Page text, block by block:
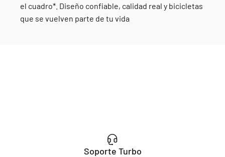
el cuadro*. Diseño confiable, calidad real y bicicletas
que se vuelven parte de tu vida
Soporte Turbo